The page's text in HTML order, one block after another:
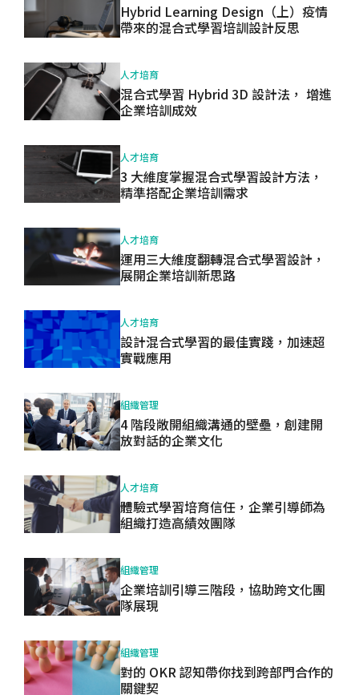
Hybrid Learning Design（上）疫情
帶來的混合式學習培訓設計反思
人才培育
混合式學習 Hybrid 3D 設計法， 增進
企業培訓成效
人才培育
3 大維度掌握混合式學習設計方法，
精準搭配企業培訓需求
人才培育
運用三大維度翻轉混合式學習設計，
展開企業培訓新思路
人才培育
設計混合式學習的最佳實踐，加速超
實戰應用
組織管理
4 階段敞開組織溝通的壁壘，創建開
放對話的企業文化
人才培育
體驗式學習培育信任，企業引導師為
組織打造高績效團隊
組織管理
企業培訓引導三階段，協助跨文化團
隊展現
組織管理
對的 OKR 認知帶你找到跨部門合作的
關鍵契